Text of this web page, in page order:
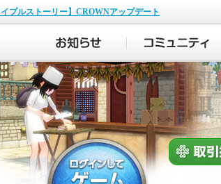
イプルストーリー】CROWNアップデート